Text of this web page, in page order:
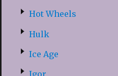
Hot Wheels
Hulk
Ice Age
Igor